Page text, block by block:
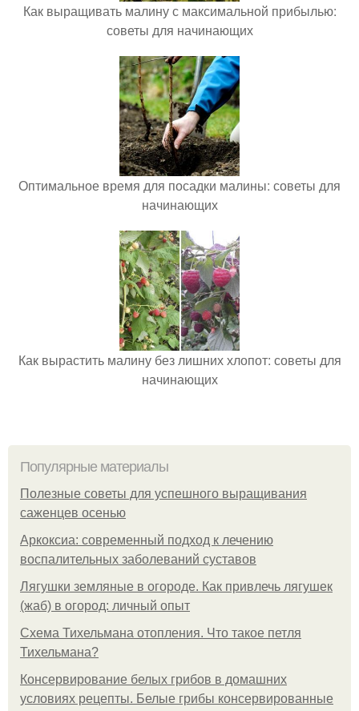
Как выращивать малину с максимальной прибылью:
советы для начинающих
Оптимальное время для посадки малины: советы для
начинающих
Как вырастить малину без лишних хлопот: советы для
начинающих
Популярные материалы
Полезные советы для успешного выращивания
саженцев осенью
Аркоксиа: современный подход к лечению
воспалительных заболеваний суставов
Лягушки земляные в огороде. Как привлечь лягушек
(жаб) в огород: личный опыт
Схема Тихельмана отопления. Что такое петля
Тихельмана?
Консервирование белых грибов в домашних
условиях рецепты. Белые грибы консервированные